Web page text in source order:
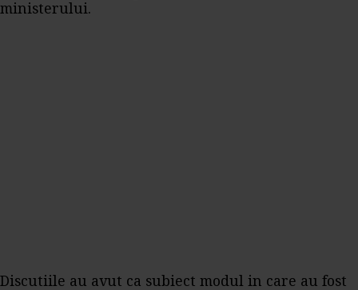
ministerului.
Discutiile au avut ca subiect modul in care au fost